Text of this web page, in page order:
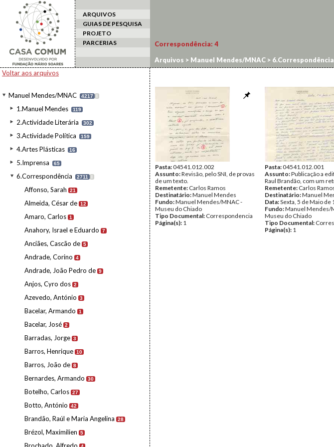
ARQUIVOS
GUIAS DE PESQUISA
PROJETO
PARCERIAS
Voltar aos arquivos
Manuel Mendes/MNAC 4217 I
1.Manuel Mendes 119
2.Actividade Literária 302
3.Actividade Política 159
4.Artes Plásticas 16
5.Imprensa 65
6.Correspondência 2711 I
Affonso, Sarah 21
Almeida, César de 12
Amaro, Carlos 1
Anahory, Israel e Eduardo 7
Anciães, Cascão de 5
Andrade, Corino 4
Andrade, João Pedro de 9
Anjos, Cyro dos 2
Azevedo, António 3
Bacelar, Armando 1
Bacelar, José 2
Barradas, Jorge 3
Barros, Henrique 10
Barros, João de 8
Bernardes, Armando 30
Botelho, Carlos 27
Botto, António 42
Brandão, Raúl e Maria Angelina 28
Brézol, Maximilien 5
Correspondência: 4
Arquivos > Manuel Mendes/MNAC > 6.Correspondência
Pasta:04541.012.002
Assunto:Revisão, pelo SNI, de provas
de um texto.
Remetente: Carlos Ramos
Destinatário:Manuel Mendes
Fundo:Manuel Mendes/MNAC -
Museu do Chiado
Tipo Documental: Correspondencia
Página(s): 1
Pasta:04541.012.001
Assunto:Publicação a
Raul Brandão, com um
Remetente: Carlos
Destinatário:Manuel
Data:Sexta, 5 de Maio de
Fundo:Manuel Mendes/
Museu do Chiado
Tipo Documental:
Página(s): 1